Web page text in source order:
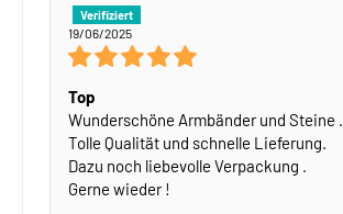
19/06/2025
Top
Wunderschöne Armbänder und Steine .
Tolle Qualität und schnelle Lieferung.
Dazu noch liebevolle Verpackung .
Gerne wieder !